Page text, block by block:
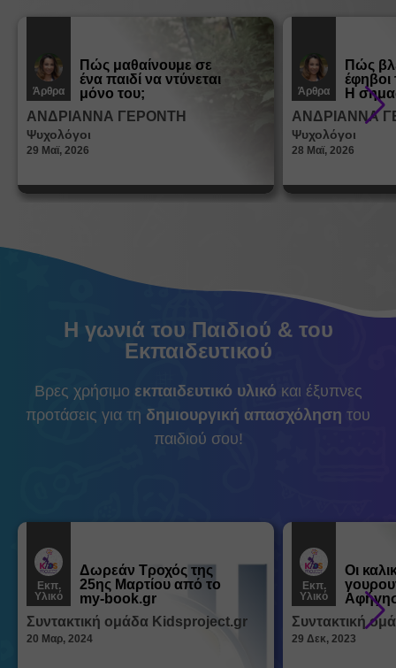
Άρθρα
Πώς μαθαίνουμε σε
ένα παιδί να ντύνεται
μόνο του;
ΑΝΔΡΙΑΝΝΑ ΓΕΡΟΝΤΗ
Ψυχολόγοι
29 Μαϊ, 2026
Άρθρα
Πώς
Η
στη
ΑΝΔΡΙΑΝΝΑ
Ψυχολόγοι
28 Μαϊ, 2026
Η γωνιά του Παιδιού & του
Εκπαιδευτικού
Βρες χρήσιμο εκπαιδευτικό υλικό και έξυπνες
προτάσεις για τη δημιουργική απασχόληση του
παιδιού σου!
Εκπ.
Υλικό
Δωρεάν Tροχός της
25ης Μαρτίου από το
my-book.gr
Συντακτική ομάδα Kidsproject.gr
20 Μαρ, 2024
Εκπ.
Υλικό
Οι
από τα
Συντακτική
29 Δεκ, 2023